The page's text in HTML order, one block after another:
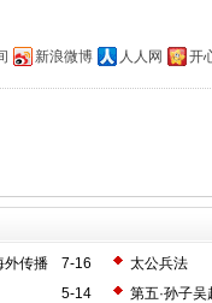
新浪微博 人人网 开
7-16
外传播
太公兵法
5-14
第五·孙子吴